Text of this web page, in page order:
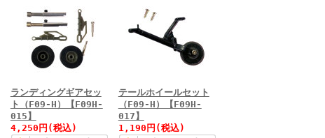
ランディングギアセッ
ト（F09-H）【F09H-
015】
4,250円 (税込)
テールホイールセット
（F09-H）【F09H-
017】
1,190円 (税込)